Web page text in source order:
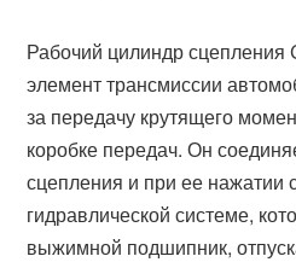
Рабочий цилиндр сцепления
элемент трансмиссии
за передачу крутящего
коробке передач. Он
сцепления и при ее нажатии
гидравлической системе,
выжимной подшипник,